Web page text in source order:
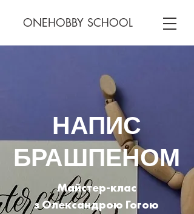
ONEHOBBY SCHOOL
НАПИС
БРАШПЕНОМ
Майстер-клас
з Олександрою Гогою